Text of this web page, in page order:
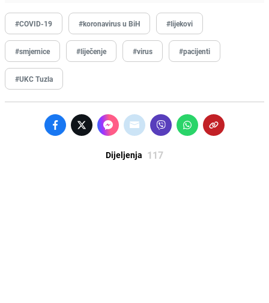
#COVID-19 #koronavirus u BiH #lijekovi
#smjernice #liječenje #virus #pacijenti
#UKC Tuzla
Dijeljenja 117